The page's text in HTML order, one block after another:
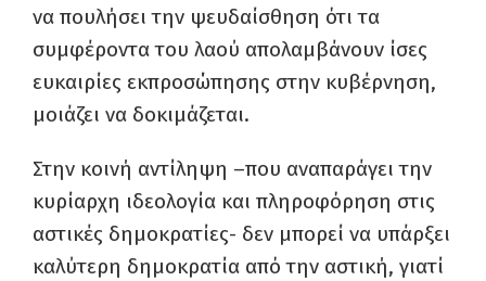
να πουλήσει την ψευδαίσθηση ότι τα
συμφέροντα του λαού απολαμβάνουν ίσες
ευκαιρίες εκπροσώπησης στην κυβέρνηση,
μοιάζει να δοκιμάζεται.
Στην κοινή αντίληψη –που αναπαράγει την
κυρίαρχη ιδεολογία και πληροφόρηση στις
αστικές δημοκρατίες- δεν μπορεί να υπάρξει
καλύτερη δημοκρατία από την αστική, γιατί